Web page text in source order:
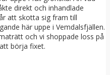
direkt och inhandlade
att skotta sig fram till
här uppe i Vemdalsfjällen.
och vi shoppade loss på
börja fixet.